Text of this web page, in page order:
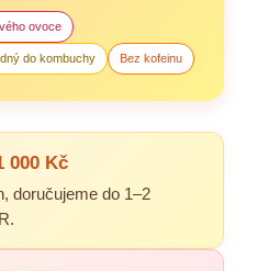
ovoce
do kombuchy Bez kofeinu
000 Kč
doručujeme do 1–2